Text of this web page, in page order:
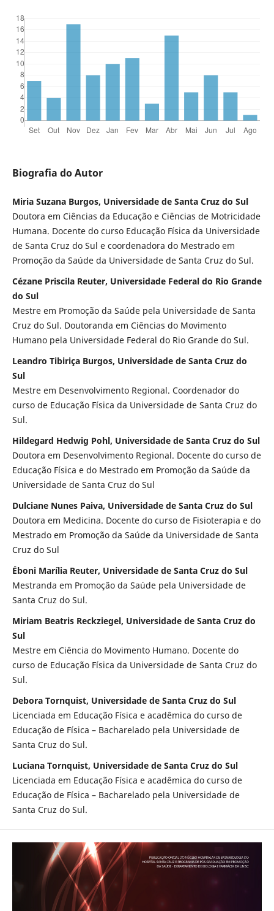
Biografia do Autor
Miria Suzana Burgos, Universidade de Santa Cruz do Sul
Doutora em Ciências da Educação e Ciências de Motricidade
Humana. Docente do curso Educação Física da Universidade
de Santa Cruz do Sul e coordenadora do Mestrado em
Promoção da Saúde da Universidade de Santa Cruz do Sul.
Cézane Priscila Reuter, Universidade Federal do Rio Grande
do Sul
Mestre em Promoção da Saúde pela Universidade de Santa
Cruz do Sul. Doutoranda em Ciências do Movimento
Humano pela Universidade Federal do Rio Grande do Sul.
Leandro Tibiriça Burgos, Universidade de Santa Cruz do
Sul
Mestre em Desenvolvimento Regional. Coordenador do
curso de Educação Física da Universidade de Santa Cruz do
Sul.
Hildegard Hedwig Pohl, Universidade de Santa Cruz do Sul
Doutora em Desenvolvimento Regional. Docente do curso de
Educação Física e do Mestrado em Promoção da Saúde da
Universidade de Santa Cruz do Sul
Dulciane Nunes Paiva, Universidade de Santa Cruz do Sul
Doutora em Medicina. Docente do curso de Fisioterapia e do
Mestrado em Promoção da Saúde da Universidade de Santa
Cruz do Sul
Éboni Marília Reuter, Universidade de Santa Cruz do Sul
Mestranda em Promoção da Saúde pela Universidade de
Santa Cruz do Sul.
Miriam Beatris Reckziegel, Universidade de Santa Cruz do
Sul
Mestre em Ciência do Movimento Humano. Docente do
curso de Educação Física da Universidade de Santa Cruz do
Sul.
Debora Tornquist, Universidade de Santa Cruz do Sul
Licenciada em Educação Física e acadêmica do curso de
Educação de Física – Bacharelado pela Universidade de
Santa Cruz do Sul.
Luciana Tornquist, Universidade de Santa Cruz do Sul
Licenciada em Educação Física e acadêmica do curso de
Educação de Física – Bacharelado pela Universidade de
Santa Cruz do Sul.